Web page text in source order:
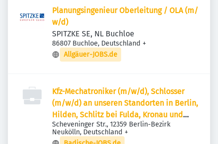
Planungsingenieur Oberleitung / OLA (m/​
w/​d)
SPITZKE SE, NL Buchloe
86807 Buchloe, Deutschland +
Allgäuer-JOBS.de
Kfz-Mechatroniker (m/w/d), Schlosser
(m/w/d) an unseren Standorten in Berlin,
Hilden, Schlitz bei Fulda, Kronau und
München
Scheveninger Str., 12359 Berlin-Bezirk
Neukölln, Deutschland +